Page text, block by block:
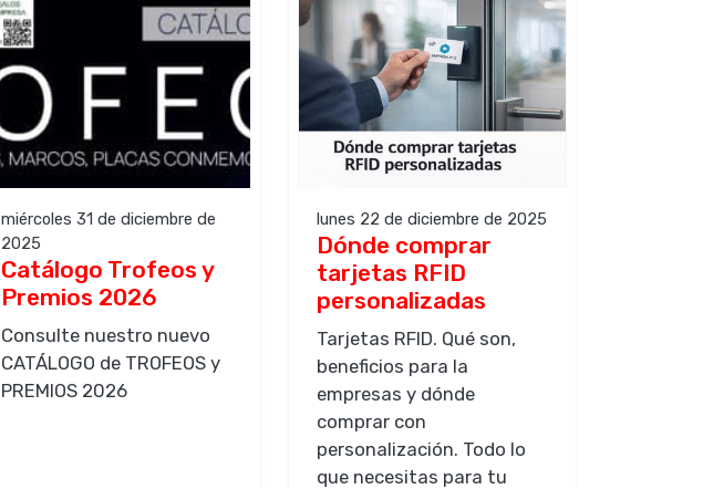
miércoles 31 de diciembre de
2025
Catálogo Trofeos y
Premios 2026
Consulte nuestro nuevo
CATÁLOGO de TROFEOS y
PREMIOS 2026
lunes 22 de diciembre de 2025
Dónde comprar
tarjetas RFID
personalizadas
Tarjetas RFID. Qué son,
beneficios para la
empresas y dónde
comprar con
personalización. Todo lo
que necesitas para tu